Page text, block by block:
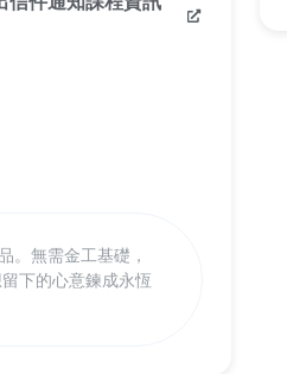
。無需金工基礎，
下的心意鍊成永恆